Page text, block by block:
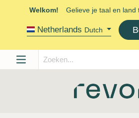
Welkom! Gelieve je taal en land
Netherlands Dutch